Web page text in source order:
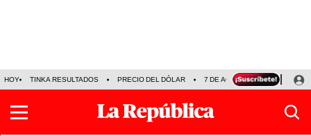
HOY TINKA RESULTADOS PRECIO DEL DÓLAR 7 DE AGOSTO OLLANTA